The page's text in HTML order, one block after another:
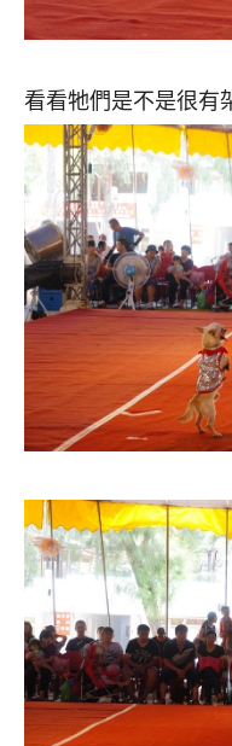
看看牠們是不是很有